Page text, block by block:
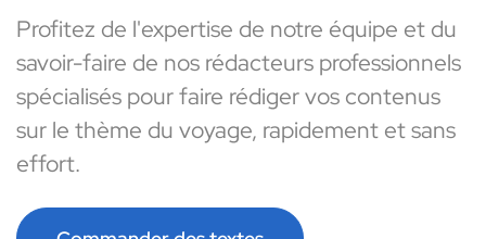
Profitez de l'expertise de notre équipe et du
savoir-faire de nos rédacteurs professionnels
spécialisés pour faire rédiger vos contenus
sur le thème du voyage, rapidement et sans
effort.